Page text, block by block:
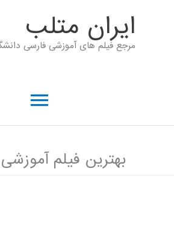
ايران متلب
مرجع فیلم های آموزشی فارسی
بهترین فیلم آموزشی ANGULAR 2